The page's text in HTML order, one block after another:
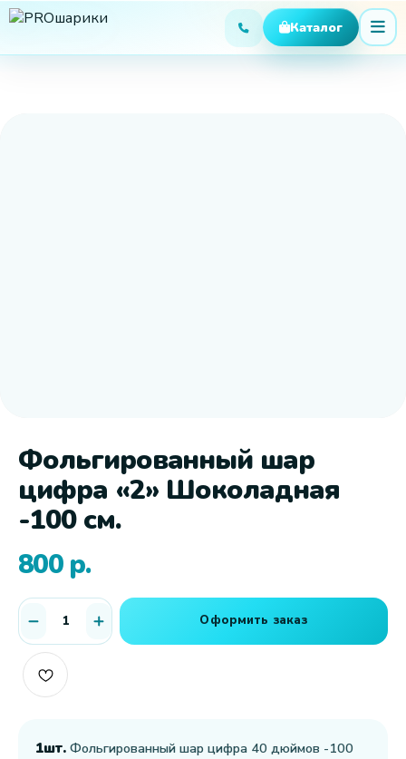
Фольгированный шар
цифра «2» Шоколадная
-100 см.
800 р.
Оформить заказ
1шт. Фольгированный шар цифра 40 дюймов -100